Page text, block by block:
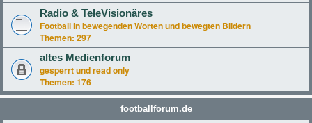
Radio & TeleVisionäres
Football in bewegenden Worten und bewegten Bildern
Themen: 297
altes Medienforum
gesperrt und read only
Themen: 176
footballforum.de